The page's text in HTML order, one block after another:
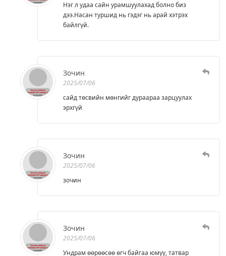
Нэг л удаа сайн урамшуулахад болно биз
дээ.Насан туршид нь гэдэг нь арай хэтрэх
байлгүй.
Зочин
2025/07/06
сайд төсвийн мөнгийг дураараа зарцуулах
эрхгүй
Зочин
2025/07/06
зочин
Зочин
2025/07/06
Ундрам өөрөөсөө өгч байгаа юмуу, татвар